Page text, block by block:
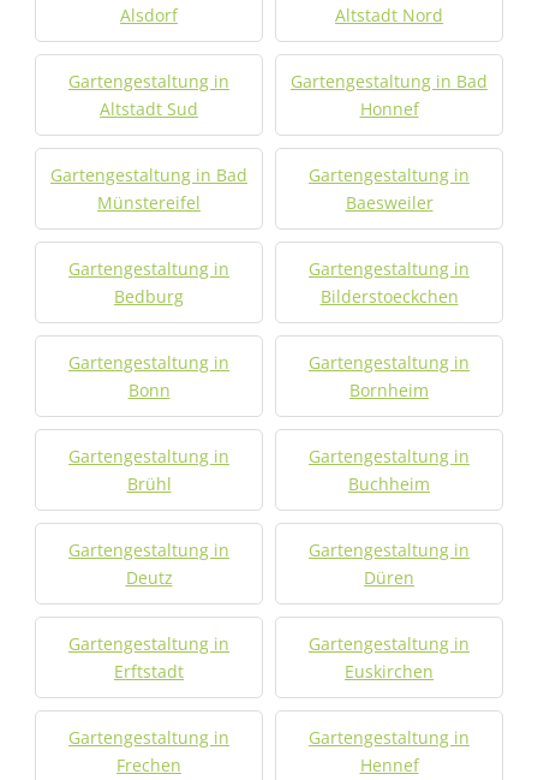
Alsdorf
Altstadt Nord
Gartengestaltung in
Altstadt Sud
Gartengestaltung in Bad
Honnef
Gartengestaltung in Bad
Münstereifel
Gartengestaltung in
Baesweiler
Gartengestaltung in
Bedburg
Gartengestaltung in
Bilderstoeckchen
Gartengestaltung in
Bonn
Gartengestaltung in
Bornheim
Gartengestaltung in
Brühl
Gartengestaltung in
Buchheim
Gartengestaltung in
Deutz
Gartengestaltung in
Düren
Gartengestaltung in
Erftstadt
Gartengestaltung in
Euskirchen
Gartengestaltung in
Frechen
Gartengestaltung in
Hennef